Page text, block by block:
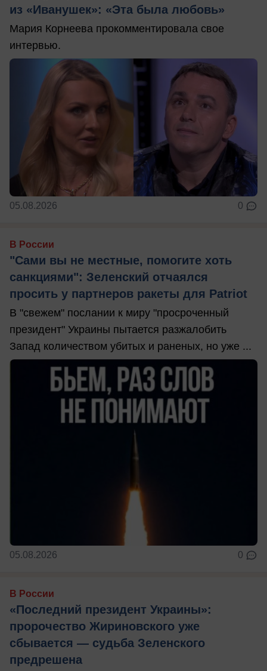
из «Иванушек»: «Эта была любовь»
Мария Корнеева прокомментировала свое
интервью.
05.08.2026 0
В России
"Сами вы не местные, помогите хоть
санкциями": Зеленский отчаялся
просить у партнеров ракеты для Patriot
В "свежем" послании к миру "просроченный
президент" Украины пытается разжалобить
Запад количеством убитых и раненых, но уже ...
05.08.2026 0
В России
«Последний президент Украины»:
пророчество Жириновского уже
сбывается — судьба Зеленского
предрешена